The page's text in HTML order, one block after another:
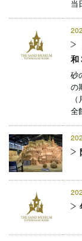
当
和
砂
の
全